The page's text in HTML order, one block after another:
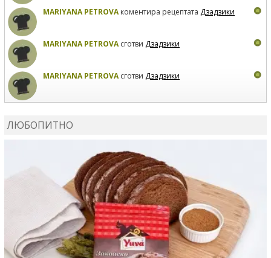
MARIYANA PETROVAкоментира рецептата Дзадзики
MARIYANA PETROVAсготви Дзадзики
MARIYANA PETROVAсготви Дзадзики
ЛЮБОПИТНО